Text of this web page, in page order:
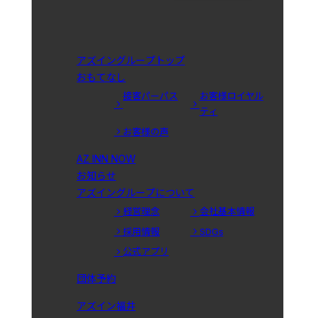
アズイングループトップ
おもてなし
接客パーパス
お客様ロイヤル
ティ
お客様の声
AZ INN NOW
お知らせ
アズイングループについて
経営理念
会社基本情報
採用情報
SDGs
公式アプリ
団体予約
アズイン福井